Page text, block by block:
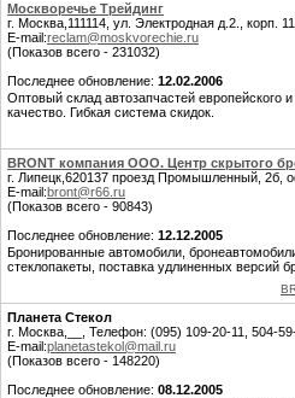
Москворечье Трейдинг
г. Москва,111114, ул. Электродная д.2., корп.
E-mail:reclam@moskvorechie.ru
(Показов всего - 231032)
Последнее обновление: 12.02.2006
Оптовый склад автозапчастей европейского
качество. Гибкая система скидок.
BRONT компания ООО. Центр скрытого
г. Липецк,620137 проезд Промышленный, 2б,
E-mail:bront@r66.ru
(Показов всего - 90843)
Последнее обновление: 12.12.2005
Бронированные автомобили,
стеклопакеты, поставка удлиненных версий
Планета Стекол
г. Москва,__, Телефон: (095) 109-20-11, 504-
E-mail:planetastekol@mail.ru
(Показов всего - 148220)
Последнее обновление: 08.12.2005